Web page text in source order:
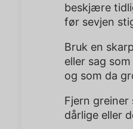
beskjære
før sevjen
Bruk en
eller sag
og som da
Fjern greiner
dårlige eller